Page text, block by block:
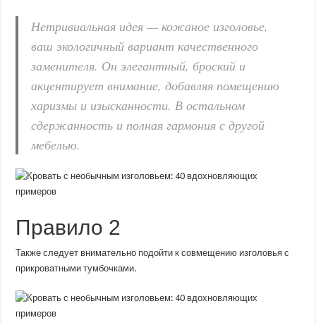
Нетривиальная идея — кожаное изголовье,
ваш экологичный вариант качественного
заменителя. Он элегантный, броский и
акцентирует внимание, добавляя помещению
харизмы и изысканности. В остальном
сдержанность и полная гармония с другой
мебелью.
Правило 2
Также следует внимательно подойти к совмещению изголовья с
прикроватными тумбочками.